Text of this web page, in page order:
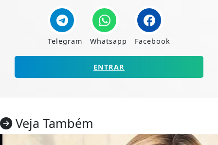
Telegram Whatsapp Facebook
ENTRAR
Veja Também